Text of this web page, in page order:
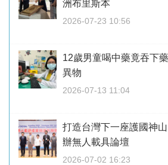
洲布里斯本
2026-07-23 10:56
12歲男童喝中藥竟吞下
異物
2026-07-13 11:04
打造台灣下一座護國神
辦無人載具論壇
2026-07-02 16:23